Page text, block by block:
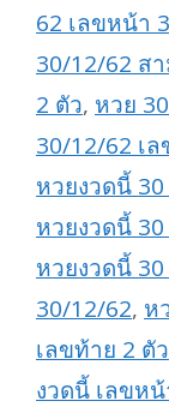
62 เลขหน้า
30/12/62 ส
2 ตัว, หวย
30/12/62 เ
หวยงวดนี้ 30
หวยงวดนี้
หวยงวดนี้
30/12/62, ห
เลขท้าย 2 ตัว
งวดนี้ เลขห